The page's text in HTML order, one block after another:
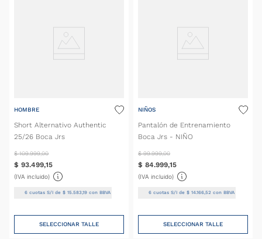
HOMBRE
Short Alternativo Authentic
25/26 Boca Jrs
$ 109.999,00
$ 93.499,15
(IVA incluido)
6 cuotas S/I de$ 15.583,19 con BBVA
SELECCIONAR TALLE
NIÑOS
Pantalón de Entrenamiento
Boca Jrs - NIÑO
$ 99.999,00
$ 84.999,15
(IVA incluido)
6cuotas S/I de $ 14.166,52con BBVA
SELECCIONAR TALLE